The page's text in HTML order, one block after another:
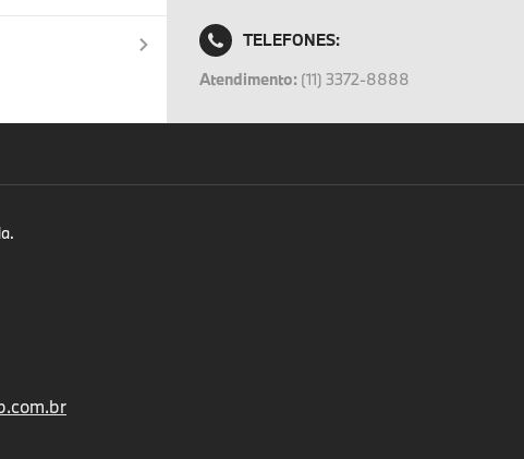
TELEFONES:
Atendimento: (11) 3372-8888